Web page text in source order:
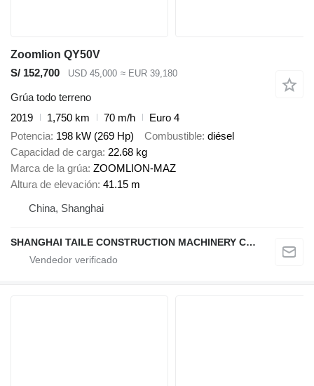
Zoomlion QY50V
S/ 152,700
USD 45,000 ≈ EUR 39,180
Grúa todo terreno
2019
1,750 km 70 m/h
Euro 4
Potencia 198 kW (269 Hp) Combustible diésel
Capacidad de carga 22.68 kg
Marca de la grúa ZOOMLION-MAZ
Altura de elevación 41.15 m
China, Shanghai
SHANGHAI TAILE CONSTRUCTION MACHINERY CO.,LID